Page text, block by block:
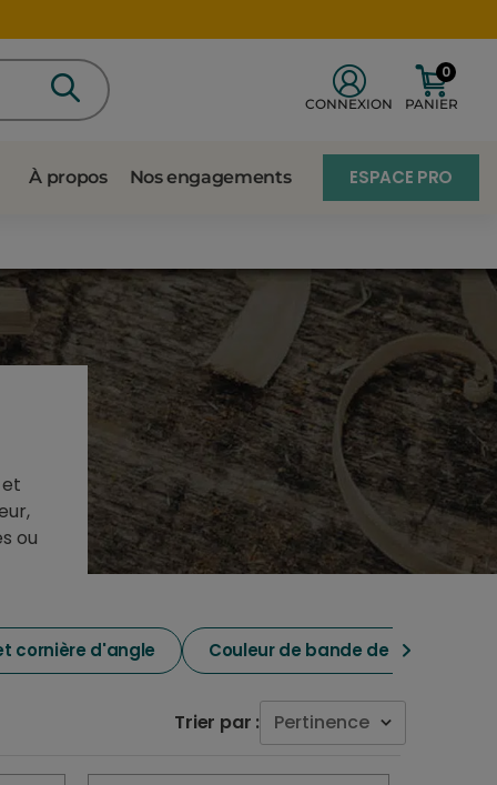
CONNEXION PANIER
0
À propos Nos engagements ESPACE PRO
ou
cornière d'angle Couleur de bande de chant
Trier par : Pertinence